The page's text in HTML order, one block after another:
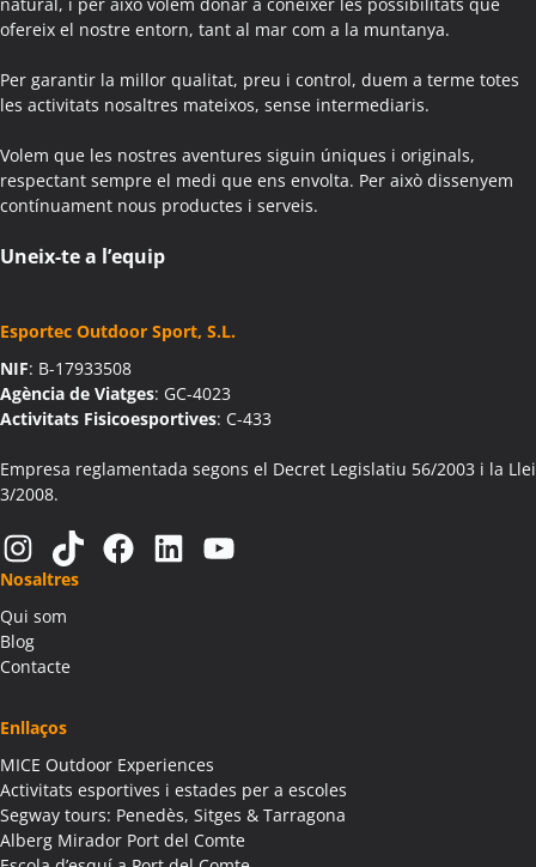
ofereix el nostre entorn, tant al mar com a la muntanya.
Per garantir la millor qualitat, preu i control, duem a terme totes
les activitats nosaltres mateixos, sense intermediaris.
Volem que les nostres aventures siguin úniques i originals,
respectant sempre el medi que ens envolta. Per això dissenyem
contínuament nous productes i serveis.
Uneix-te a l’equip
Esportec Outdoor Sport, S.L.
NIF: B-17933508
Agència de Viatges: GC-4023
Activitats Fisicoesportives: C-433
Empresa reglamentada segons el Decret Legislatiu 56/2003 i la Llei
3/2008.
Instagram TikTok Facebook LinkedIn YouTube
Nosaltres
Qui som
Blog
Contacte
Enllaços
MICE Outdoor Experiences
Activitats esportives i estades per a escoles
Segway tours: Penedès, Sitges & Tarragona
Alberg Mirador Port del Comte